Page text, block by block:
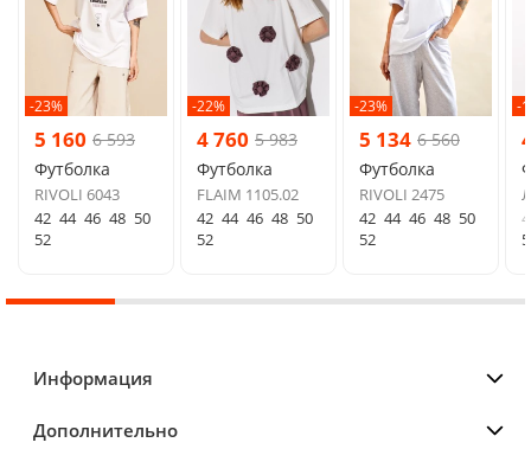
-23%
5 160 6 593
Футболка
RIVOLI 6043
42 44 46 48 50
52
-22%
4 760 5 983
Футболка
FLAIM 1105.02
42 44 46 48 50
52
-23%
5 134 6 560
Футболка
RIVOLI 2475
42 44 46 48 50
52
-
Информация
Дополнительно